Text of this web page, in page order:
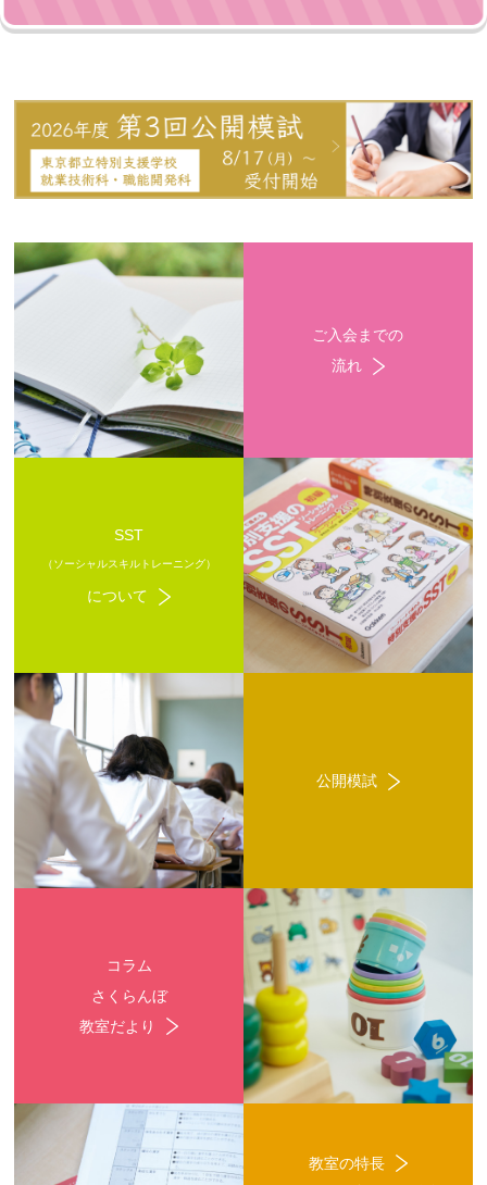
ご入会までの
流れ
SST
（ソーシャルスキルトレーニング）
について
公開模試
コラム
さくらんぼ
教室だより
教室の特長